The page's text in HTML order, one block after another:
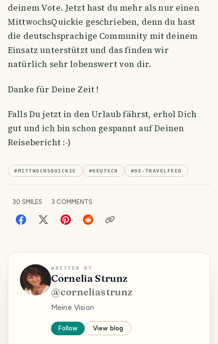
deinem Vote. Jetzt hast du mehr als nur einen
MittwochsQuickie geschrieben, denn du hast
die deutschsprachige Community mit deinem
Einsatz unterstützt und das finden wir
natürlich sehr lobenswert von dir.
Danke für Deine Zeit !
Falls Du jetzt in den Urlaub fährst, erhol Dich
gut und ich bin schon gespannt auf Deinen
Reisebericht :-)
# MITTWOCHSQUICKIE # DEUTSCH # DE-TRAVELFEED
30 SMILES 3 COMMENTS
WRITTEN BY
Cornelia Strunz
@corneliastrunz
Meine Vision
Follow View blog